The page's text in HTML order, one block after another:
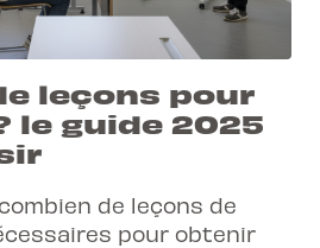
leçons pour
le guide 2025
de leçons de
pour obtenir